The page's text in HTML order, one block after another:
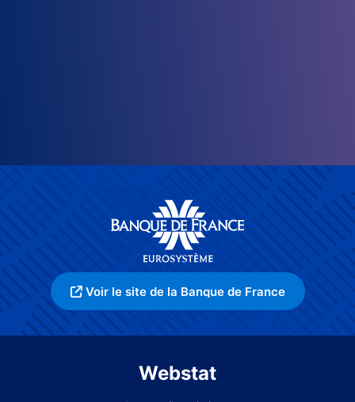
Voir le site de la Banque de France
Webstat